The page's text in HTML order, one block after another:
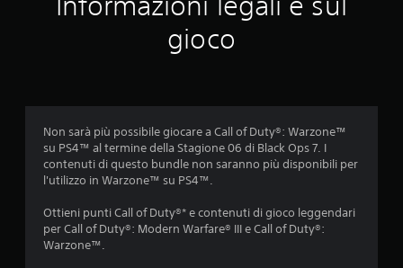
i
a
gioco
Non sarà più possibile giocare a Call of Duty®: Warzone™
su PS4™ al termine della Stagione 06 di Black Ops 7. I
contenuti di questo bundle non saranno più disponibili per
l'utilizzo in Warzone™ su PS4™.
Ottieni punti Call of Duty®* e contenuti di gioco leggendari
per Call of Duty®: Modern Warfare® III e Call of Duty®:
Warzone™.